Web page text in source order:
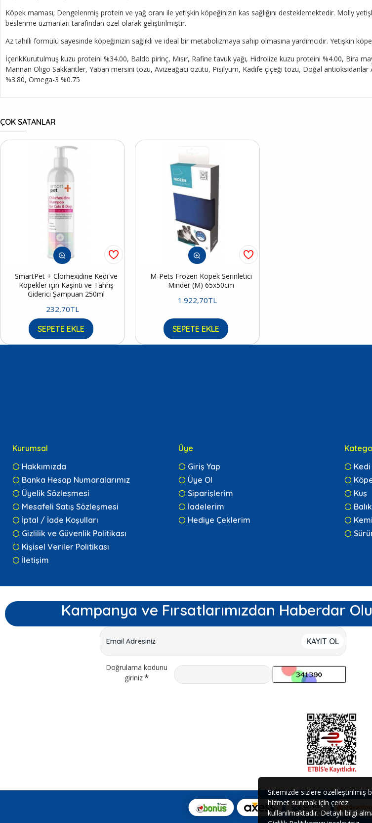
Köpek maması; Dengelenmiş protein ve yağ oranı ile yetişkin köpeğinizin kas sağlığını desteklemektedir. Molly
beslenme uzmanları tarafından özel olarak geliştirilmiştir.
Az tahıllı formülü sayesinde köpeğinizin sağlıklı ve ideal bir metabolizmaya sahip olmasına yardımcıdır. Yetişkin
İçerikKurutulmuş kuzu proteini %34.00, Baldo pirinç, Mısır, Rafine tavuk yağı, Hidrolize kuzu proteini %4.00, Bira
Mannan Oligo Sakkaritler, Yaban mersini tozu, Avizeağacı özütü, Pisilyum, Kadife çiçeği tozu, Doğal
%3.80, Omega-3 %0.75
ÇOK SATANLAR
SmartPet + Clorhexidine Kedi ve
Köpekler için Kaşıntı ve Tahriş
Giderici Şampuan 250ml
232,70TL
SEPETE EKLE
M-Pets Frozen Köpek Serinletici
Minder (M) 65x50cm
1.922,70TL
SEPETE EKLE
Kurumsal
Hakkımızda
Banka Hesap Numaralarımız
Üyelik Sözleşmesi
Mesafeli Satış Sözleşmesi
İptal / İade Koşulları
Gizlilik ve Güvenlik Politikası
Kişisel Veriler Politikası
İletişim
Üye
Giriş Yap
Üye Ol
Siparişlerim
İadelerim
Hediye Çeklerim
Kedi
Kuş
Balık
Kampanya ve Fırsatlarımızdan Haberdar
KAYIT OL
Doğrulama kodunu
giriniz
Sitemizde sizlere özelleştirilmiş
hizmet sunmak için çerez
kullanılmaktadır. Detaylı bilgi